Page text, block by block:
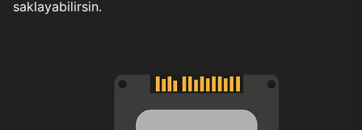
saklayabilirsin.